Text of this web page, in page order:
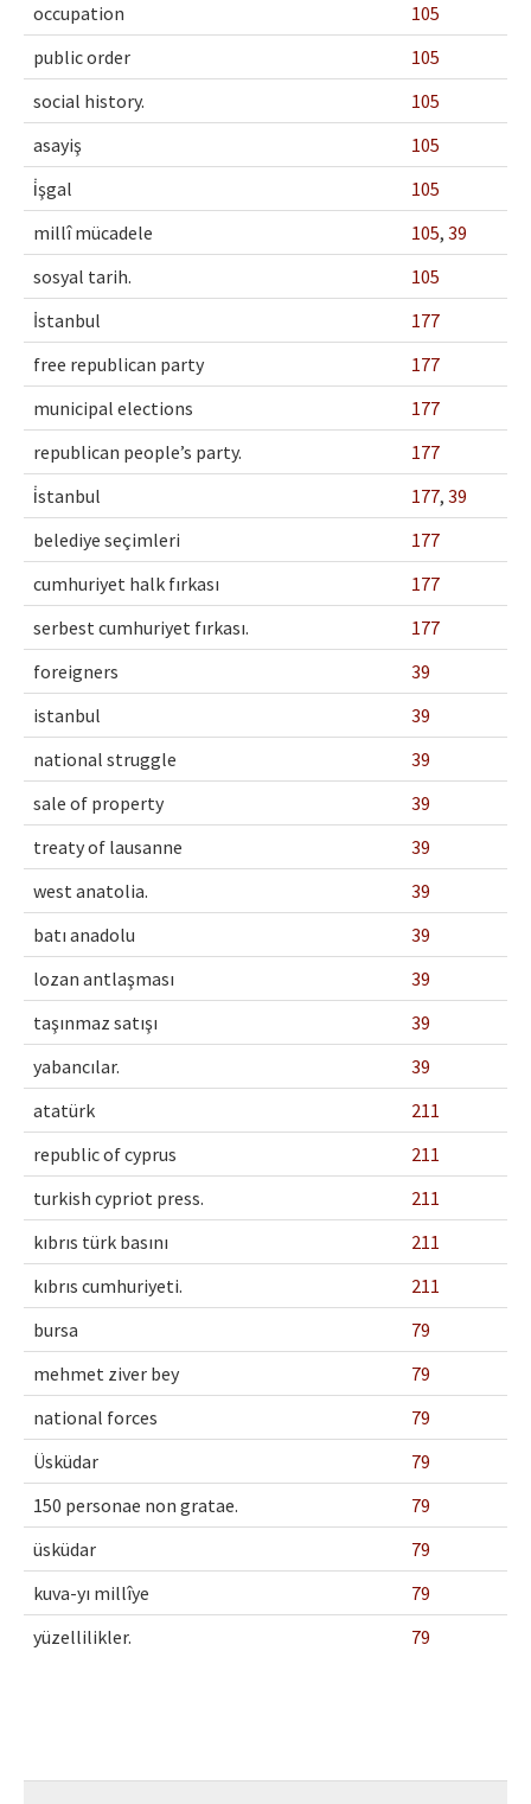
occupation
105
public order
105
social history.
105
asayiş
105
i̇şgal
105
millî mücadele
105, 39
sosyal tarih.
105
İstanbul
177
free republican party
177
municipal elections
177
republican people’s party.
177
i̇stanbul
177, 39
belediye seçimleri
177
cumhuriyet halk fırkası
177
serbest cumhuriyet fırkası.
177
foreigners
39
istanbul
39
national struggle
39
sale of property
39
treaty of lausanne
39
west anatolia.
39
batı anadolu
39
lozan antlaşması
39
taşınmaz satışı
39
yabancılar.
39
atatürk
211
republic of cyprus
211
turkish cypriot press.
211
kıbrıs türk basını
211
kıbrıs cumhuriyeti.
211
bursa
79
mehmet ziver bey
79
national forces
79
Üsküdar
79
150 personae non gratae.
79
üsküdar
79
kuva-yı millîye
79
yüzellilikler.
79